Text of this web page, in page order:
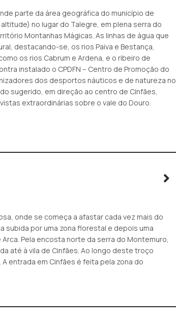
parte da área geográfica do município de
no lugar do Talegre, em plena serra do
Montanhas Mágicas. As linhas de água que
destacando-se, os rios Paiva e Bestança,
os rios Cabrum e Ardena, e o ribeiro de
instalado o CPDFN – Centro de Promoção do
dos desportos náuticos e de natureza no
sugerido, em direção ao centro de Cinfães,
extraordinárias sobre o vale do Douro.
onde se começa a afastar cada vez mais do
subida por uma zona florestal e depois uma
Pela encosta norte da serra do Montemuro,
até à vila de Cinfães. Ao longo deste troço
entrada em Cinfães é feita pela zona do